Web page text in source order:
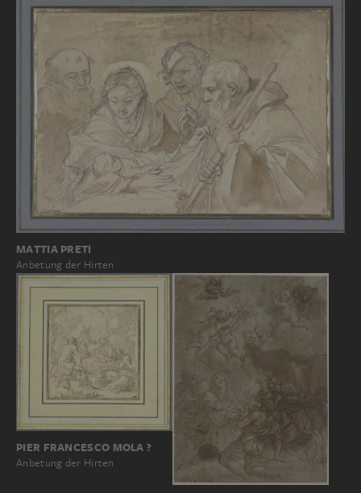
MATTIA PRETI
Anbetung der Hirten
PIER FRANCESCO MOLA ?
Anbetung der Hirten